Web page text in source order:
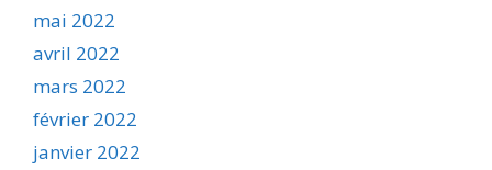
mai 2022
avril 2022
mars 2022
février 2022
janvier 2022